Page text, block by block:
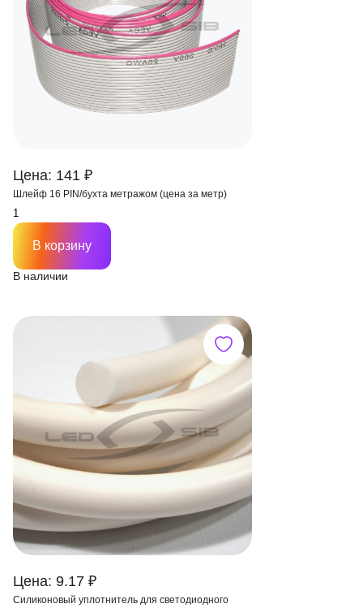
Цена: 141 ₽
Шлейф 16 PIN/бухта метражом (цена за метр)
В наличии
В корзину
Цена: 9.17 ₽
Силиконовый уплотнитель для светодиодного